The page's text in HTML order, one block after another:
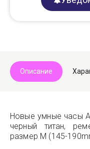
Описание
Новые умные часы
черный титан,
размер M (145-